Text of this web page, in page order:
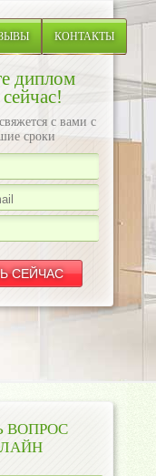
КОНТАКТЫ
диплом
с вами с
сроки
ВОПРОС